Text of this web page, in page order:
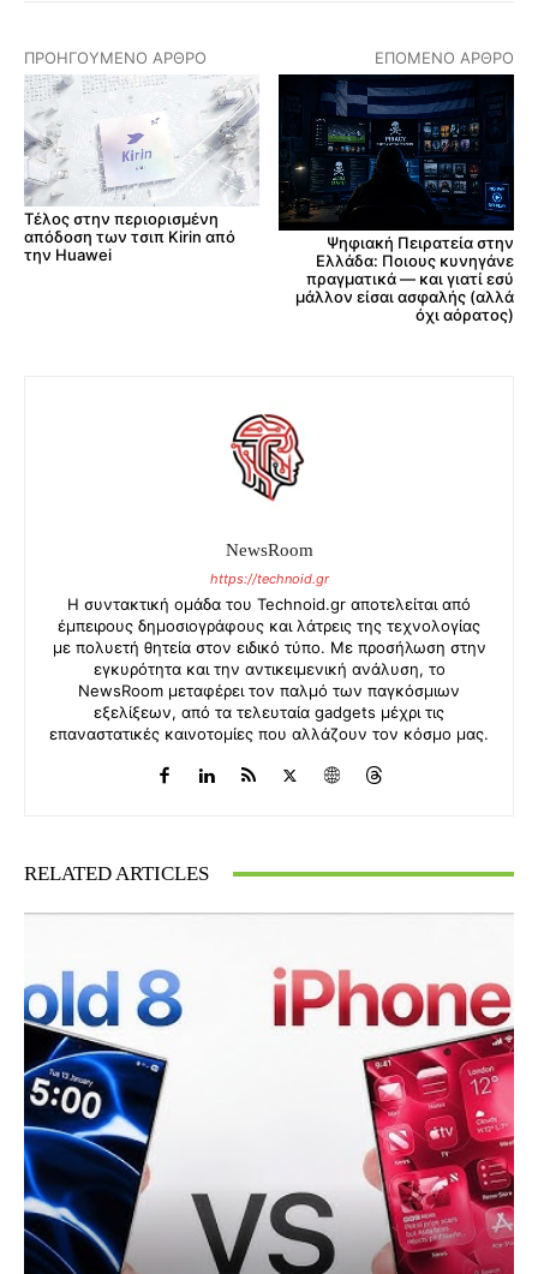
ΠΡΟΗΓΟΎΜΕΝΟ ΆΡΘΡΟ
Τέλος στην περιορισμένη
απόδοση των τσιπ Kirin από
την Huawei
ΕΠΌΜΕΝΟ ΆΡΘΡΟ
Ψηφιακή Πειρατεία στην
Ελλάδα: Ποιους κυνηγάνε
πραγματικά — και γιατί εσύ
μάλλον είσαι ασφαλής (αλλά
όχι αόρατος)
NewsRoom
https://technoid.gr
Η συντακτική ομάδα του Technoid.gr αποτελείται από
έμπειρους δημοσιογράφους και λάτρεις της τεχνολογίας
με πολυετή θητεία στον ειδικό τύπο. Με προσήλωση στην
εγκυρότητα και την αντικειμενική ανάλυση, το
NewsRoom μεταφέρει τον παλμό των παγκόσμιων
εξελίξεων, από τα τελευταία gadgets μέχρι τις
επαναστατικές καινοτομίες που αλλάζουν τον κόσμο μας.
RELATED ARTICLES